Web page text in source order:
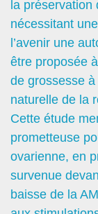
la
nécessitant
l’avenir une
être proposée
de grossesse
naturelle de la
Cette étude
prometteuse
ovarienne, en
survenue
baisse de la